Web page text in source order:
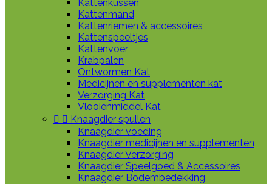
Kattenkussen
Kattenmand
Kattenriemen & accessoires
Kattenspeeltjes
Kattenvoer
Krabpalen
Ontwormen Kat
Medicijnen en supplementen kat
Verzorging Kat
Vlooienmiddel Kat
  Knaagdier spullen
Knaagdier voeding
Knaagdier medicijnen en supplementen
Knaagdier Verzorging
Knaagdier Speelgoed & Accessoires
Knaagdier Bodembedekking